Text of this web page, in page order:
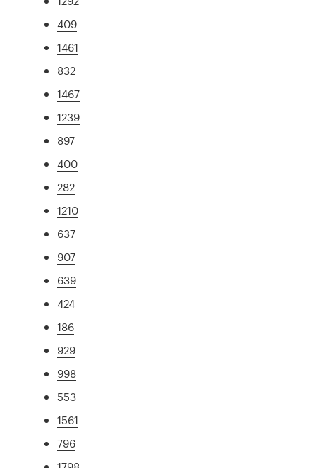
409
1461
832
1467
1239
897
400
282
1210
637
907
639
424
186
929
998
553
1561
796